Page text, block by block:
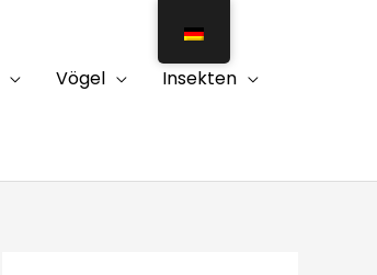
Vögel Insekten